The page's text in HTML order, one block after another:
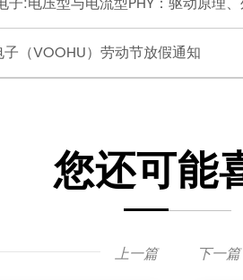
（VOOHU）劳动节放假通知
您还可能
上一篇 下一篇